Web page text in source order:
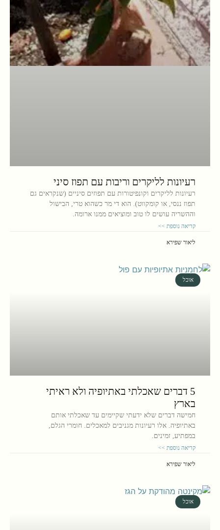
רעיונות לליקרים וריבות עם תפוז סיני
רעיונות לליקרים וקונפיטורות עם תפוזים סיניים (שנקראים גם
תפוז ננסי, או קומקווט). הוא די מר כשהוא טרי, הבישול
וההשריה עושים לו טוב ומוציאים ממנו ארומה.
קריאה נוספת >>
ליאור שפירא
אוכל
5 דברים שאכלתי באתיופיה ולא ראיתי
בארץ
חמישה דברים שלא ידעתי שקיימים עד שאכלתי אותם
באתיופיה. אלו רעיונות מגניבים למאכלים. חומרי הגלם,
במפתיע, זמינים.
קריאה נוספת >>
ליאור שפירא
אוכל